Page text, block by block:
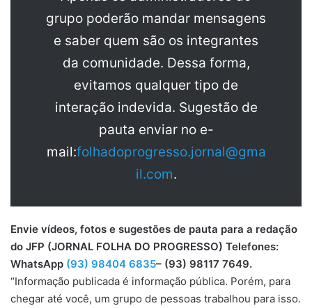
grupo poderão mandar mensagens
e saber quem são os integrantes
da comunidade. Dessa forma,
evitamos qualquer tipo de
interação indevida. Sugestão de
pauta enviar no e-
mail:folhadoprogresso.jornal@gma
il.com.
Envie vídeos, fotos e sugestões de pauta para a redação
do JFP (JORNAL FOLHA DO PROGRESSO) Telefones:
WhatsApp (93) 98404 6835– (93) 98117 7649.
“Informação publicada é informação pública. Porém, para
chegar até você, um grupo de pessoas trabalhou para isso.